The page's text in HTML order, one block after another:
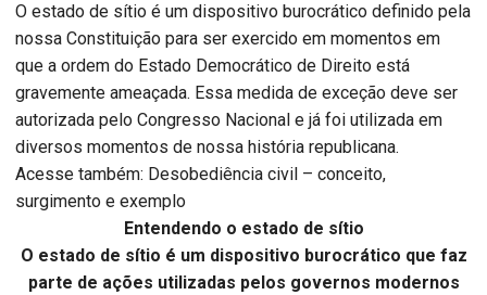
O estado de sítio é um dispositivo burocrático definido pela
nossa Constituição para ser exercido em momentos em
que a ordem do Estado Democrático de Direito está
gravemente ameaçada. Essa medida de exceção deve ser
autorizada pelo Congresso Nacional e já foi utilizada em
diversos momentos de nossa história republicana.
Acesse também: Desobediência civil – conceito,
surgimento e exemplo
Entendendo o estado de sítio
O estado de sítio é um dispositivo burocrático que faz
parte de ações utilizadas pelos governos modernos